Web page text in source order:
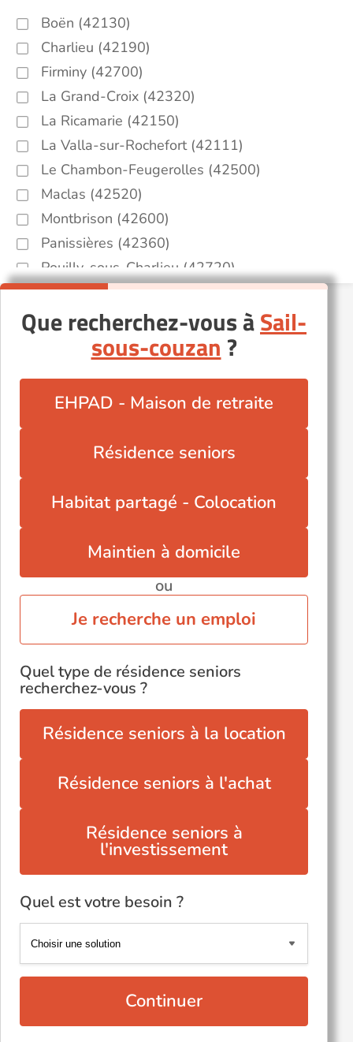
Boën (42130)
Charlieu (42190)
Firminy (42700)
La Grand-Croix (42320)
La Ricamarie (42150)
La Valla-sur-Rochefort (42111)
Le Chambon-Feugerolles (42500)
Maclas (42520)
Montbrison (42600)
Panissières (42360)
Pouilly-sous-Charlieu (42720)
Roanne (42300)
Roche-la-Molière (42230)
Rozier-en-Donzy (42810)
Saint-Marcel-de-Félines (42122)
Saint-Étienne (42000)
Unieux (42240)
Que recherchez-vous àSail-
sous-couzan ?
EHPAD - Maison de retraite
Résidence seniors
Habitat partagé - Colocation
Maintien à domicile
ou
Je recherche un emploi
Quel type de résidence seniors
recherchez-vous ?
Résidence seniors à la location
Résidence seniors à l'achat
Résidence seniors à
l'investissement
Quel est votre besoin ?
Continuer